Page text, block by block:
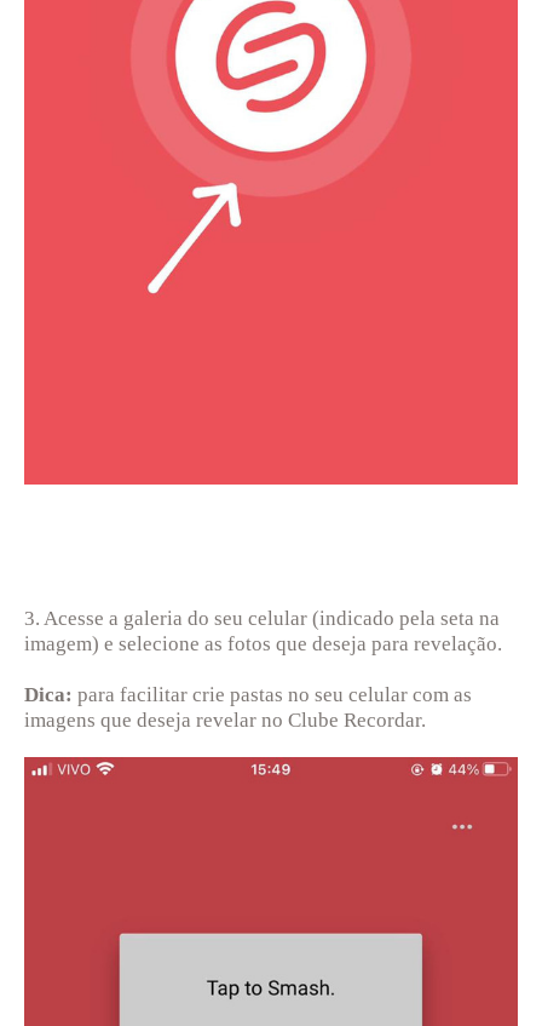
3. Acesse a galeria do seu celular (indicado pela seta na
imagem) e selecione as fotos que deseja para revelação.
Dica: para facilitar crie pastas no seu celular com as
imagens que deseja revelar no Clube Recordar.